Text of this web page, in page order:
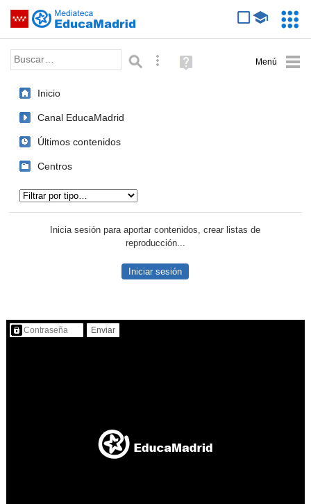
Saltar navegación
Palabra o frase: Búsqueda avanzada
Ayuda
(en
Inicio
Canal EducaMadrid
Últimos contenidos
Centros
Inicia sesión para aportar contenidos, crear listas de
reproducción...
Iniciar sesión
Contenido protegido…